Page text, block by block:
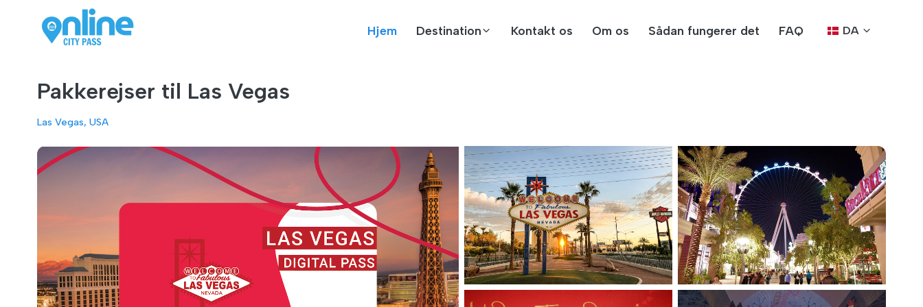
Hjem Destination Kontakt os Om os Sådan fungerer det FAQ DA
Pakkerejser til Las Vegas
Las Vegas, USA